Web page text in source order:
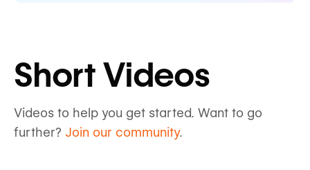
Short Videos
Videos to help you get started. Want to go
further? Join our community.